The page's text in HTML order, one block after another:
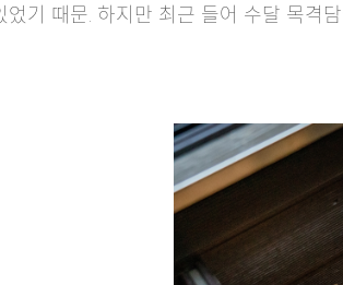
었기 때문. 하지만 최근 들어 수달 목격